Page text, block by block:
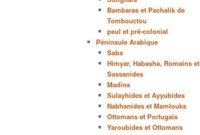
Bambaras et Pachalik de
Tombouctou
peul et pré-colonial
Péninsule Arabique
Saba
Himyar, Habasha, Romains et
Sassanides
Madina
Sulayhides et Ayyubides
Nabhanides et Mamlouks
Ottomans et Portugais
Yaroubides et Ottomans